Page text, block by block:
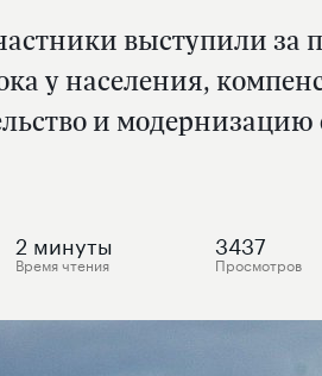
выступили за
у населения,
и
2 минуты
Время чтения
3437
Просмотров